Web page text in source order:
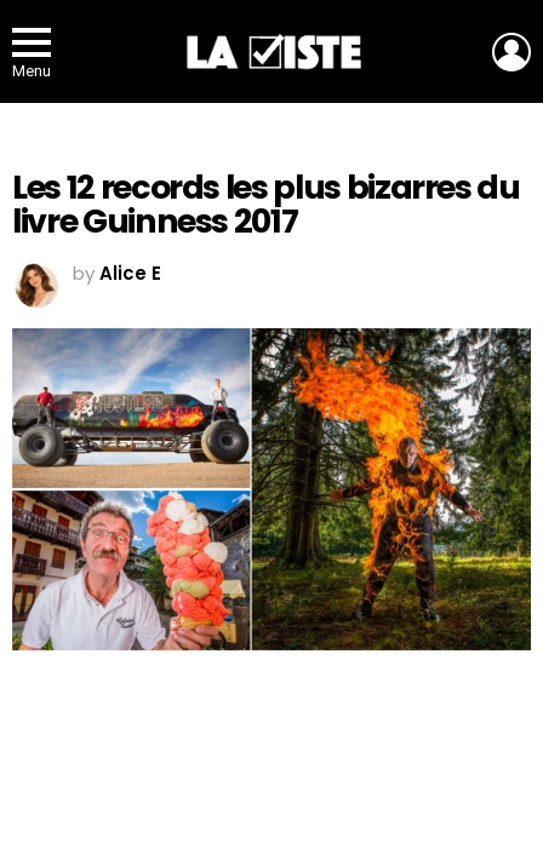
Menu
Les 12 records les plus bizarres du
livre Guinness 2017
byAlice E